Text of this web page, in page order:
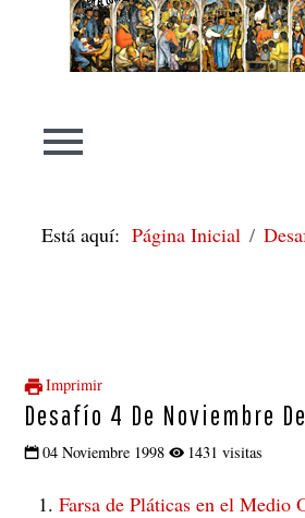
Está aquí:Página Inicial
Imprimir
Desafío 4 De Noviembre
04 Noviembre 1998 1431 visitas
Farsa de Pláticas en el Medio